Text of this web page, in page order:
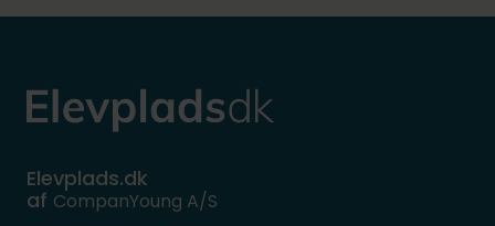
Elevplads.dk
af CompanYoung A/S